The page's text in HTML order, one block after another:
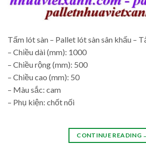
Tấm lót sàn – Pallet lót sàn sân khấu –
– Chiều dài (mm): 1000
– Chiều rộng (mm): 500
– Chiều cao (mm): 50
– Màu sắc: cam
– Phụ kiện: chốt nối
CONTINUE READING